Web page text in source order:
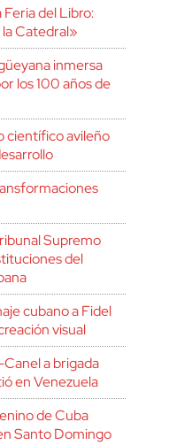
del Libro:
Catedral»
inmersa
los 100 años de
científico avileño
Supremo
del
cubano a Fidel
visual
a brigada
en Venezuela
de Cuba
Santo Domingo